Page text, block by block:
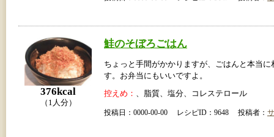
376kcal
（1人分）
鮭のそぼろごはん
ちょっと手間がかかりますが、ごはんと本当に
す。お弁当にもいいですよ。
控えめ： 、脂質、塩分、コレステロール
投稿日：0000-00-00 レシピID：9648 投稿者：